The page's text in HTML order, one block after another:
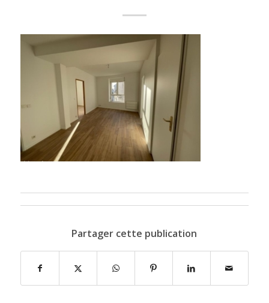
Partager cette publication